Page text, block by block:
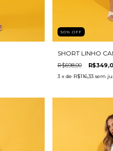
50% OFF
SHORT LINHO
R$698,00
3 x de R$116,33 sem